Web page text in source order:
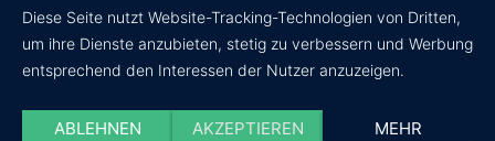
Diese Seite nutzt Website-Tracking-Technologien von Dritten,
um ihre Dienste anzubieten, stetig zu verbessern und Werbung
entsprechend den Interessen der Nutzer anzuzeigen.
ABLEHNEN AKZEPTIEREN MEHR